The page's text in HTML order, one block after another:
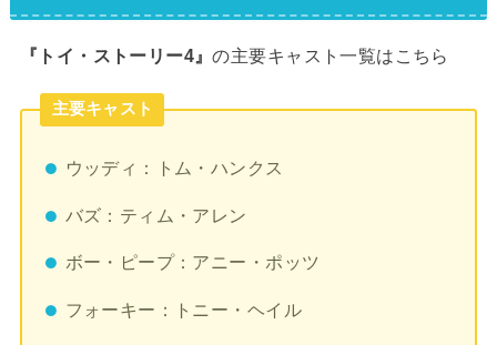
『トイ・ストーリー4』の主要キャスト一覧はこちら
主要キャスト
ウッディ：トム・ハンクス
バズ：ティム・アレン
ボー・ピープ：アニー・ポッツ
フォーキー：トニー・ヘイル